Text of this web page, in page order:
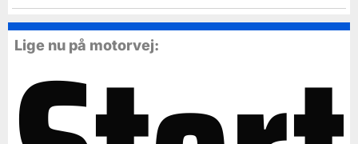
Lige nu på motorvej: